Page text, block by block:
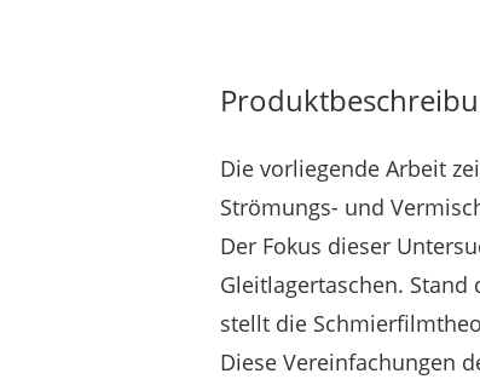
Die vorliegende Arbeit
Strömungs- und
Der Fokus dieser
Gleitlagertaschen.
stellt die
Diese Vereinfachungen